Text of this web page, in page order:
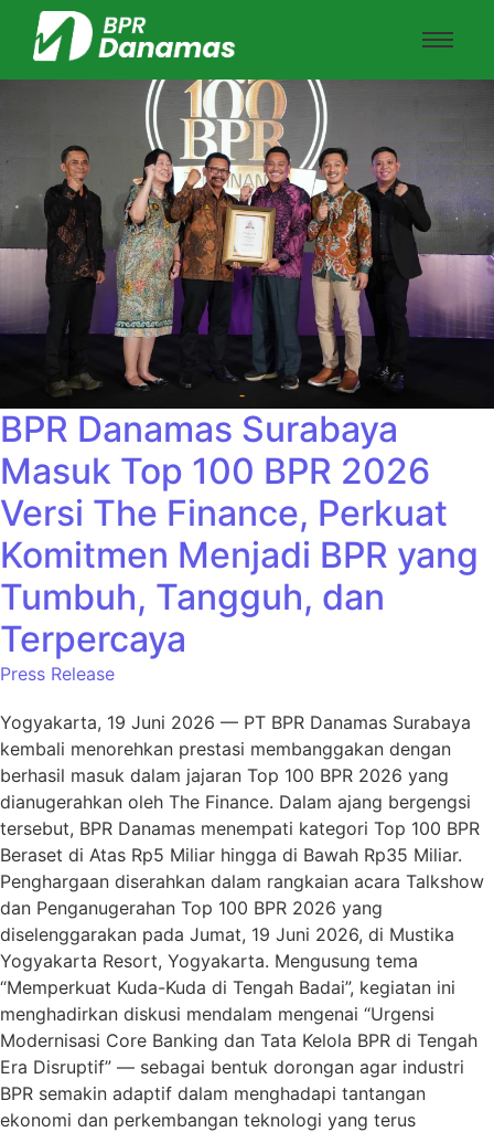
BPR Danamas Surabaya
Masuk Top 100 BPR 2026
Versi The Finance, Perkuat
Komitmen Menjadi BPR yang
Tumbuh, Tangguh, dan
Terpercaya
Press Release
Yogyakarta, 19 Juni 2026 — PT BPR Danamas Surabaya
kembali menorehkan prestasi membanggakan dengan
berhasil masuk dalam jajaran Top 100 BPR 2026 yang
dianugerahkan oleh The Finance. Dalam ajang bergengsi
tersebut, BPR Danamas menempati kategori Top 100 BPR
Beraset di Atas Rp5 Miliar hingga di Bawah Rp35 Miliar.
Penghargaan diserahkan dalam rangkaian acara Talkshow
dan Penganugerahan Top 100 BPR 2026 yang
diselenggarakan pada Jumat, 19 Juni 2026, di Mustika
Yogyakarta Resort, Yogyakarta. Mengusung tema
“Memperkuat Kuda-Kuda di Tengah Badai”, kegiatan ini
menghadirkan diskusi mendalam mengenai “Urgensi
Modernisasi Core Banking dan Tata Kelola BPR di Tengah
Era Disruptif” — sebagai bentuk dorongan agar industri
BPR semakin adaptif dalam menghadapi tantangan
ekonomi dan perkembangan teknologi yang terus